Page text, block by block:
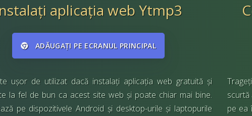
aplicația web Ytmp3
ADĂUGAȚI PE ECRANUL PRINCIPAL
ușor de utilizat dacă instalați aplicația web gratuită și
la fel de bun ca acest site web și poate chiar mai bine.
pe dispozitivele Android și desktop-urile și laptopurile
scurtă
pe ea